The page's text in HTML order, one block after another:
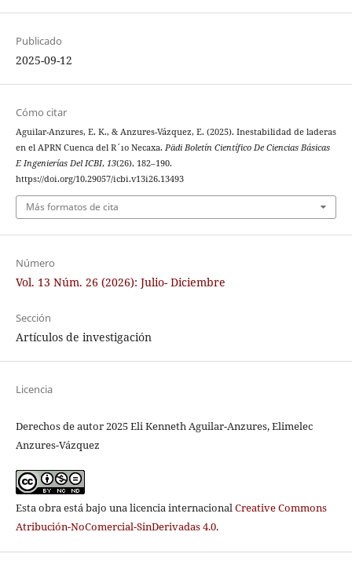
Publicado
2025-09-12
Cómo citar
Aguilar-Anzures, E. K., & Anzures-Vázquez, E. (2025). Inestabilidad de laderas
en el APRN Cuenca del R´ıo Necaxa. Pädi Boletín Científico De Ciencias Básicas
E Ingenierías Del ICBI, 13(26), 182–190.
https://doi.org/10.29057/icbi.v13i26.13493
Más formatos de cita
Número
Vol. 13 Núm. 26 (2026): Julio- Diciembre
Sección
Artículos de investigación
Licencia
Derechos de autor 2025 Eli Kenneth Aguilar-Anzures, Elimelec
Anzures-Vázquez
Esta obra está bajo una licencia internacionalCreative Commons
Atribución-NoComercial-SinDerivadas 4.0.